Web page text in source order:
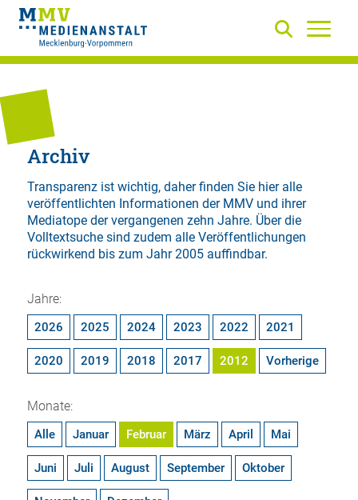
Archiv
Transparenz ist wichtig, daher finden Sie hier alle
veröffentlichten Informationen der MMV und ihrer
Mediatope der vergangenen zehn Jahre. Über die
Volltextsuchesind zudem alle Veröffentlichungen
rückwirkend bis zum Jahr 2005 auffindbar.
Jahre:
2026 2025 2024 2023 2022 2021
2020 2019 2018 2017 2012 Vorherige
Monate:
Alle Januar Februar März April Mai
Juni Juli August September Oktober